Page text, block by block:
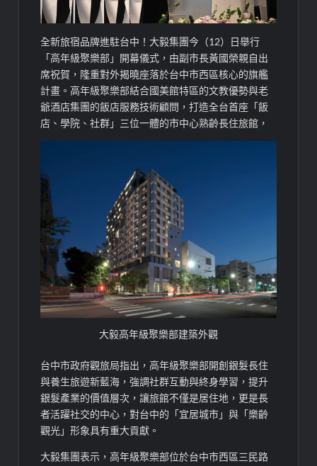
全新旅宿品牌進駐台中！大毅集團今（12）日舉行
「高年級聚樂部」開幕儀式，由副市長黃國榮親自出
席祝賀，隆重對外揭曉座落於台中市西區核心的旗艦
計畫。高年級聚樂部結合國美館特區的文教優勢與老
爺酒店集團的飯店服務技術顧問，打造全台首座「飯
店、學院、社群」三位一體的市中心熟齡長住旅館，
大毅高年級聚樂部建築外觀
台中市政府觀旅局指出，高年級聚樂部開創銀髮長住
與養生旅遊新藍海，強調社群互動與終身學習，提升
銀髮產業的價值層次，讓旅館不僅是居住地，更是長
者活躍社交的中心，對台中的「宜居城市」與「樂齡
觀光」形象具有重大貢獻。
大毅集團表示，高年級聚樂部位於台中市西區三民路